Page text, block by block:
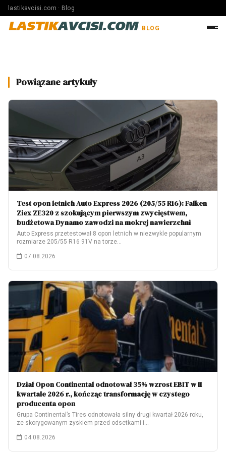
lastikavcisi.com · Blog
LASTIKAVCISI.COM BLOG
Powiązane artykuły
Test opon letnich Auto Express 2026 (205/55 R16): Falken
Ziex ZE320 z szokującym pierwszym zwycięstwem,
budżetowa Dynamo zawodzi na mokrej nawierzchni
Auto Express przetestował 8 opon letnich w niezwykle popularnym
rozmiarze 205/55 R16 91V na torze…
07.08.2026
Dział Opon Continental odnotował 35% wzrost EBIT w II
kwartale 2026 r., kończąc transformację w czystego
producenta opon
Grupa Continental’s Tires odnotowała silny drugi kwartał 2026 roku,
ze skorygowanym zyskiem przed odsetkami i…
04.08.2026